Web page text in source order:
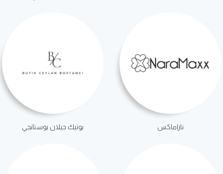
ناراماكس بوتيك جيلان بوستانجي